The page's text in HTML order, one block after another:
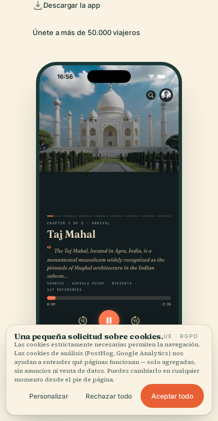
Descargar la app
Únete a más de 50.000 viajeros
Una pequeña solicitud sobre cookies.UE · RGPD
Las cookies estrictamente necesarias permiten la navegación.
Las cookies de análisis (PostHog, Google Analytics) nos
ayudan a entender qué páginas funcionan — solo agregadas,
sin anuncios ni venta de datos. Puedes cambiarlo en cualquier
momento desde el pie de página.
Personalizar Rechazar todo Aceptar todo